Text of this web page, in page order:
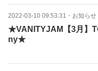
2022-03-10 09:53:31 ・ お知らせ
★VANITYJAM【3月】
ny★